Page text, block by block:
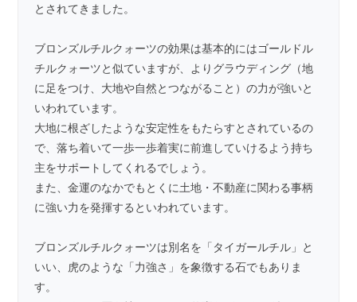
とされてきました。
ブロンズルチルクォーツの効果は基本的にはゴールドル
チルクォーツと似ていますが、よりグラウディング（地
に足をつけ、大地や自然とつながること）の力が強いと
いわれています。
大地に根ざしたような安定性をもたらすとされているの
で、落ち着いて一歩一歩着実に前進していけるよう持ち
主をサポートしてくれるでしょう。
また、金運のなかでもとくに土地・不動産に関わる事柄
に強い力を発揮するといわれています。
ブロンズルチルクォーツは別名を「タイガールチル」と
いい、虎のような「力強さ」を象徴する石でもありま
す。